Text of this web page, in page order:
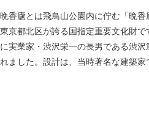
晩香廬とは飛鳥山公園内に佇む「晩香
東京都北区が誇る国指定重要文化財で
に実業家・渋沢栄一の長男である渋
れました。設計は、当時著名な建築家